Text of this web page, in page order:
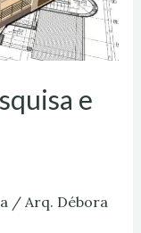
e
/ Arq. Débora